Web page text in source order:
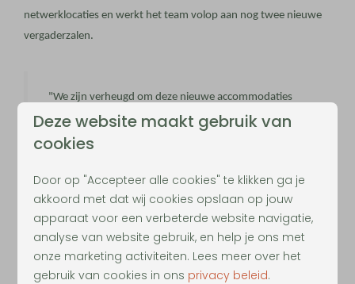
netwerklocaties en werkt het team volop aan nog twee nieuwe
vergaderzalen.
"We zijn verheugd om deze nieuwe accommodaties
aan te bieden aan onze gasten," aldus eigenaar en
familieman Chris Schelfhout. "Onze focus op comfort,
natuur en avontuur heeft ons geholpen om een uniek
concept te creëren dat zowel voor individuele als
zakelijke gasten een geweldige ervaring biedt.We zijn
trots op wat we hebben bereikt en kijken ernaar uit
om onze gasten te blijven verrassen met ons
Deze website maakt gebruik van
cookies
Door op "Accepteer alle cookies" te klikken ga je
akkoord met dat wij cookies opslaan op jouw
apparaat voor een verbeterde website navigatie,
analyse van website gebruik, en help je ons met
onze marketing activiteiten. Lees meer over het
gebruik van cookies in ons privacy beleid.